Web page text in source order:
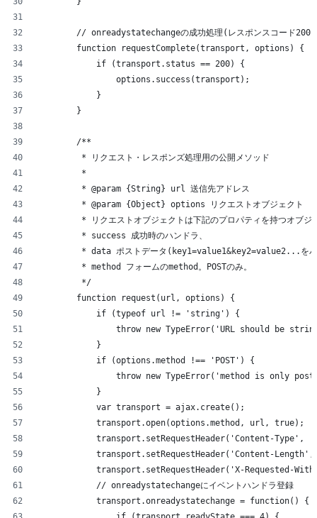
        // onreadystatechangeの成功処理(レスポンスコード200)
        function requestComplete(transport, options) {
            if (transport.status == 200) {
                options.success(transport);
            }
        }
        /**
         * リクエスト・レスポンズ処理用の公開メソッド
         *
         * @param {String} url 送信先アドレス
         * @param {Object} options リクエストオブジェクト
* リクエストオブジェクトは下記のプロパティを持つオブジ
         * success 成功時のハンドラ、
* data ポストデータ(key1=value1&key2=value2...をパ
         * method フォームのmethod。POSTのみ。
         */
        function request(url, options) {
            if (typeof url != 'string') {
throw new TypeError('URL should be
            }
            if (options.method !== 'POST') {
throw new TypeError('method is only
            }
            var transport = ajax.create();
            transport.open(options.method, url, true);
transport.setRequestHeader('Content-Type',
transport.setRequestHeader('Content-
transport.setRequestHeader('X-Requested-
            // onreadystatechangeにイベントハンドラ登録
            transport.onreadystatechange = function() {